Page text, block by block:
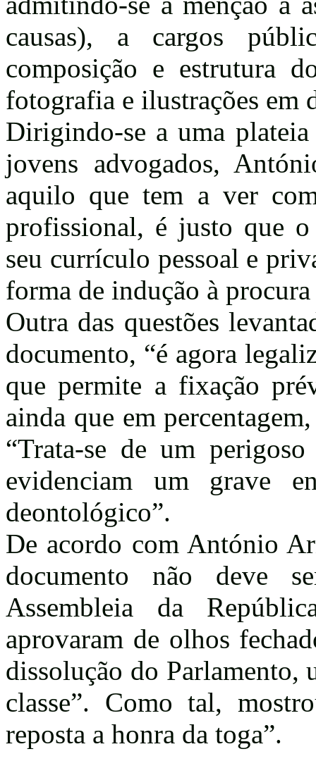
causas), a cargos
composição e estrutura
fotografia e ilustrações em
Dirigindo-se a uma
jovens advogados,
aquilo que tem a ver
profissional, é justo que
seu currículo pessoal e
forma de indução à
Outra das questões
documento, “é agora
que permite a fixação
ainda que em
“Trata-se de um
evidenciam um grave
deontológico”.
De acordo com António
documento não deve
Assembleia da
aprovaram de olhos
dissolução do Parlamento,
classe”. Como tal,
reposta a honra da toga”.